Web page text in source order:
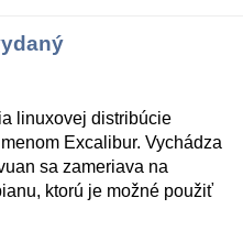
linuxovej distribúcie
Excalibur. Vychádza
sa zameriava na
ktorú je možné použiť